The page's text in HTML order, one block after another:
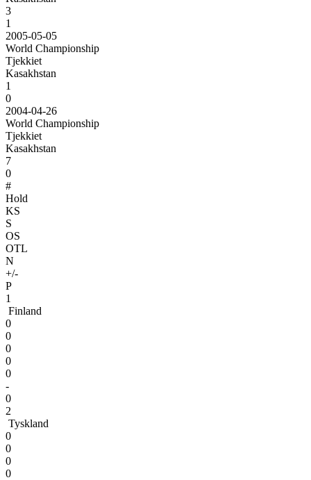
3
1
2005-05-05
World Championship
Tjekkiet
Kasakhstan
1
0
2004-04-26
World Championship
Tjekkiet
Kasakhstan
7
0
#
Hold
KS
S
OS
OTL
N
+/-
P
1
Finland
0
0
0
0
0
-
0
2
Tyskland
0
0
0
0